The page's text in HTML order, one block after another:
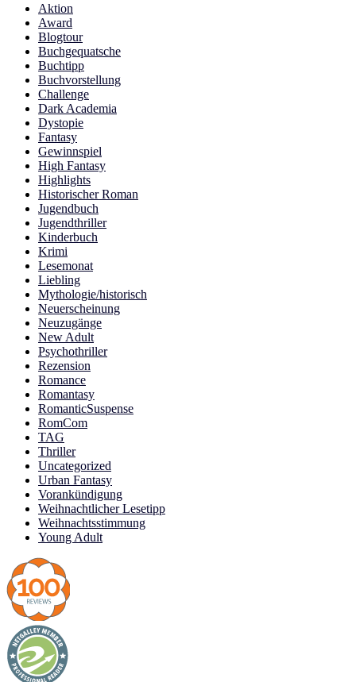
Aktion
Award
Blogtour
Buchgequatsche
Buchtipp
Buchvorstellung
Challenge
Dark Academia
Dystopie
Fantasy
Gewinnspiel
High Fantasy
Highlights
Historischer Roman
Jugendbuch
Jugendthriller
Kinderbuch
Krimi
Lesemonat
Liebling
Mythologie/historisch
Neuerscheinung
Neuzugänge
New Adult
Psychothriller
Rezension
Romance
Romantasy
RomanticSuspense
RomCom
TAG
Thriller
Uncategorized
Urban Fantasy
Vorankündigung
Weihnachtlicher Lesetipp
Weihnachtsstimmung
Young Adult